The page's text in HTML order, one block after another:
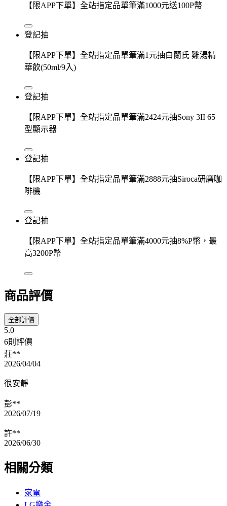
【限APP下單】全站指定品單筆滿1000元送100P幣
登記抽
【限APP下單】全站指定品單筆滿1元抽白蘭氏 雞湯精
華飲(50ml/9入)
登記抽
【限APP下單】全站指定品單筆滿2424元抽Sony 3II 65
型顯示器
登記抽
【限APP下單】全站指定品單筆滿2888元抽Siroca研磨咖
啡機
登記抽
【限APP下單】全站指定品單筆滿4000元抽8%P幣，最
高3200P幣
商品評價
全部評價
5.0
6則評價
莊**
2026/04/04
很安靜
彭**
2026/07/19
許**
2026/06/30
相關分類
家電